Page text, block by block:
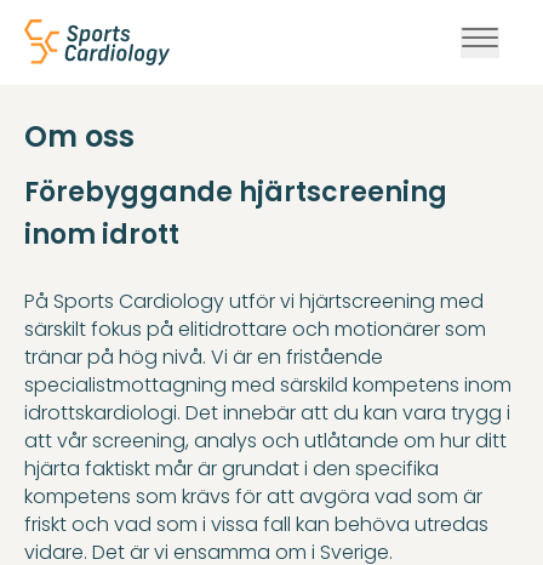
Sports Cardiology
Om oss
Förebyggande hjärtscreening
inom idrott
På Sports Cardiology utför vi hjärtscreening med
särskilt fokus på elitidrottare och motionärer som
tränar på hög nivå. Vi är en fristående
specialistmottagning med särskild kompetens inom
idrottskardiologi. Det innebär att du kan vara trygg i
att vår screening, analys och utlåtande om hur ditt
hjärta faktiskt mår är grundat i den specifika
kompetens som krävs för att avgöra vad som är
friskt och vad som i vissa fall kan behöva utredas
vidare. Det är vi ensamma om i Sverige.